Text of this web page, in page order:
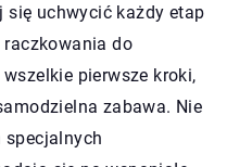
się uchwycić każdy etap
do
pierwsze kroki,
zabawa. Nie